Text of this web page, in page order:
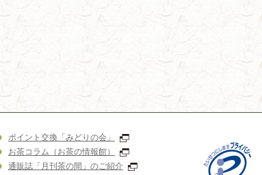
ポイント交換「みどりの会」
お茶コラム（お茶の情報館）
通販誌「月刊茶の間」のご紹介